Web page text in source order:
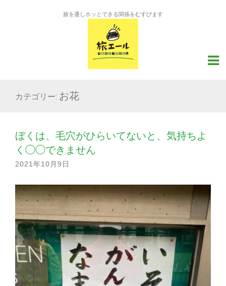
旅を通しホッとできる関係をむすびます
カテゴリー: お花
ぼくは、毛穴がひらいてないと、気持ちよ
く◯◯できません
2021年10月9日